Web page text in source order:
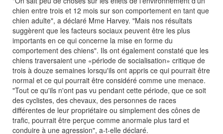
chien entre trois et 12 mois sur son comportement en tant que
chien adulte", a déclaré Mme Harvey. "Mais nos résultats
suggèrent que les facteurs sociaux peuvent être les plus
importants en ce qui concerne la mise en forme du
comportement des chiens". Ils ont également constaté que les
chiens traversaient une «période de socialisation» critique de
trois à douze semaines lorsqu'ils ont appris ce qui pourrait être
normal et ce qui pourrait être considéré comme une menace.
"Tout ce qu'ils n'ont pas vu pendant cette période, que ce soit
des cyclistes, des chevaux, des personnes de races
différentes de leur propriétaire ou simplement des cônes de
trafic, pourrait être perçue comme anormale plus tard et
conduire à une agression", a-t-elle déclaré.